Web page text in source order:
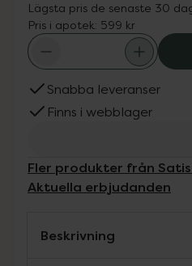
Lägsta pris de senaste 30
Pris i apotek: 599 kr
Snabba leveranser
Finns i webblager
Fler produkter från
Aktuella erbjudanden
Beskrivning